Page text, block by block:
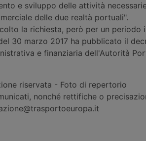
e sviluppo delle attività
delle due realtà portuali".
la richiesta, però per un periodo
30 marzo 2017 ha pubblicato il
e finanziaria dell'Autorità
riservata - Foto di repertorio
nonché rettifiche o